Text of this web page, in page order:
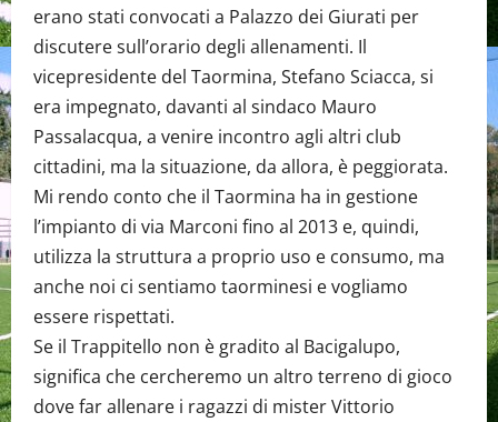
erano stati convocati a Palazzo dei Giurati per
discutere sull’orario degli allenamenti. Il
vicepresidente del Taormina, Stefano Sciacca, si
era impegnato, davanti al sindaco Mauro
Passalacqua, a venire incontro agli altri club
cittadini, ma la situazione, da allora, è peggiorata.
Mi rendo conto che il Taormina ha in gestione
l’impianto di via Marconi fino al 2013 e, quindi,
utilizza la struttura a proprio uso e consumo, ma
anche noi ci sentiamo taorminesi e vogliamo
essere rispettati.
Se il Trappitello non è gradito al Bacigalupo,
significa che cercheremo un altro terreno di gioco
dove far allenare i ragazzi di mister Vittorio